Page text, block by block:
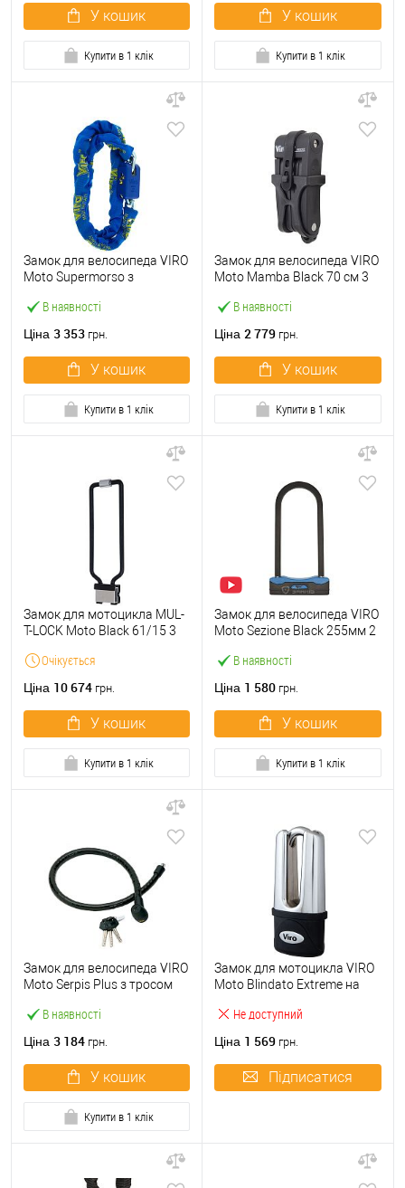
У кошик
Купити в 1 клік
У кошик
Купити в 1 клік
В наявності
Замок для велосипеда VIRO
Moto Supermorso з
Ціна 3 353 грн.
У кошик
Купити в 1 клік
В наявності
Замок для велосипеда VIRO
Moto Mamba Black 70 см 3
Ціна 2 779 грн.
У кошик
Купити в 1 клік
Очікується
Замок для мотоцикла MUL-
T-LOCK Moto Black 61/15 3
Ціна 10 674 грн.
У кошик
Купити в 1 клік
В наявності
Замок для велосипеда VIRO
Moto Sezione Black 255мм 2
Ціна 1 580 грн.
У кошик
Купити в 1 клік
В наявності
Замок для велосипеда VIRO
Moto Serpis Plus з тросом
Ціна 3 184 грн.
У кошик
Купити в 1 клік
Не доступний
Замок для мотоцикла VIRO
Moto Blindato Extreme на
Ціна 1 569 грн.
Підписатися